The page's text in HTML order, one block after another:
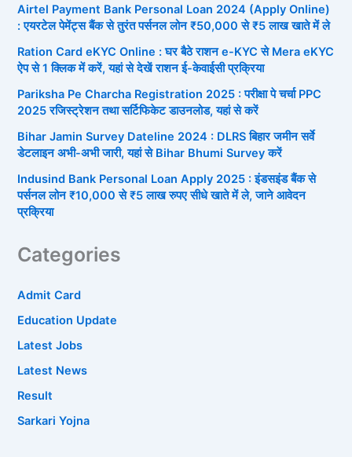
Airtel Payment Bank Personal Loan 2024 (Apply Online)
: एयरटेल पेमेंट्स बैंक से तुरंत पर्सनल लोन ₹50,000 से ₹5 लाख खाते में ले
Ration Card eKYC Online : घर बैठे राशन e-KYC से Mera eKYC
ऐप से 1 क्लिक में करें, यहां से देखें राशन ई-केवाईसी प्रक्रिया
Pariksha Pe Charcha Registration 2025 : परीक्षा पे चर्चा PPC
2025 रजिस्ट्रेशन तथा सर्टिफिकेट डाउनलोड, यहां से करें
Bihar Jamin Survey Dateline 2024 : DLRS बिहार जमीन सर्वे
डेटलाइन अभी-अभी जारी, यहां से Bihar Bhumi Survey करें
Indusind Bank Personal Loan Apply 2025 : इंडसइंड बैंक से
पर्सनल लोन ₹10,000 से ₹5 लाख रुपए सीधे खाते में ले, जाने आवेदन
प्रक्रिया
Categories
Admit Card
Education Update
Latest Jobs
Latest News
Result
Sarkari Yojna